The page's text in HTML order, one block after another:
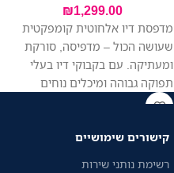
₪1,299.00
מדפסת דיו אלחוטית קומפקטית
שעושה הכול – מדפיסה, סורקת
ומעתיקה. עם בקבוקי דיו בעלי
תפוקה גבוהה ומיכלים נוחים
למילוי, תחסכו בעלויות ותדפיסו
במיוחד למשרד ביתי או משרד
קישורים שימושיים
רשימת נותני שירות